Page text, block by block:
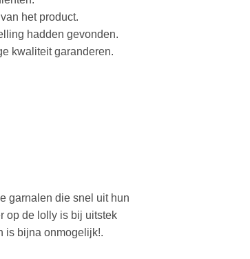
het product.
hadden gevonden.
kwaliteit garanderen.
garnalen die snel uit hun
op de lolly is bij uitstek
is bijna onmogelijk!.